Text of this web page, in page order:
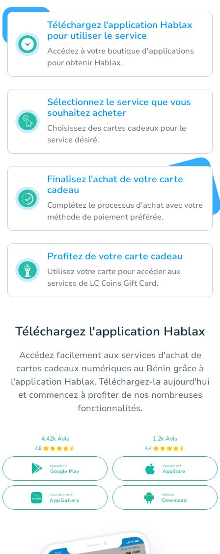
Téléchargez l'application Hablax
pour utiliser le service
Accédez à votre boutique d'applications
pour obtenir Hablax.
Sélectionnez le service que vous
souhaitez acheter
Choisissez des cartes cadeaux pour le
service désiré.
Finalisez l'achat de votre carte
cadeau
Complétez le processus d'achat avec votre
méthode de paiement préférée.
Profitez de votre carte cadeau
Utilisez votre carte pour accéder aux
services de LC Coins Gift Card.
Téléchargez l'application Hablax
Accédez facilement aux services d'achat de
cartes cadeaux numériques au Bénin grâce à
l'application Hablax. Téléchargez-la aujourd'hui
et commencez à profiter de nos nombreuses
fonctionnalités.
4.42k Avis
4.8
Disponible sur
Google Play
1.2k Avis
4.4
Disponible sur l'
AppStore
Disponible sur l'
AppGallery
APK Direct
Download